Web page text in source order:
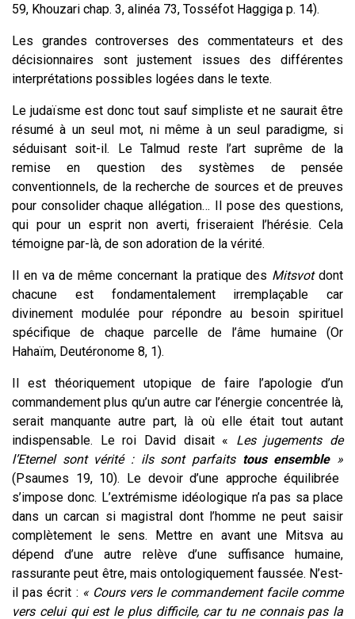
59, Khouzari chap. 3, alinéa 73, Tosséfot Haggiga p. 14).
Les grandes controverses des commentateurs et des
décisionnaires sont justement issues des différentes
interprétations possibles logées dans le texte.
Le judaïsme est donc tout sauf simpliste et ne saurait être
résumé à un seul mot, ni même à un seul paradigme, si
séduisant soit-il. Le Talmud reste l’art suprême de la
remise en question des systèmes de pensée
conventionnels, de la recherche de sources et de preuves
pour consolider chaque allégation… Il pose des questions,
qui pour un esprit non averti, friseraient l’hérésie. Cela
témoigne par-là, de son adoration de la vérité.
Il en va de même concernant la pratique des Mitsvotdont
chacune est fondamentalement irremplaçable car
divinement modulée pour répondre au besoin spirituel
spécifique de chaque parcelle de l’âme humaine (Or
Hahaïm, Deutéronome 8, 1).
Il est théoriquement utopique de faire l’apologie d’un
commandement plus qu’un autre car l’énergie concentrée là,
serait manquante autre part, là où elle était tout autant
indispensable. Le roi David disait « Les jugements de
l’Eternel sont vérité : ils sont parfaits tous ensemble»
(Psaumes 19, 10). Le devoir d’une approche équilibrée
s’impose donc. L’extrémisme idéologique n’a pas sa place
dans un carcan si magistral dont l’homme ne peut saisir
complètement le sens. Mettre en avant une Mitsva au
dépend d’une autre relève d’une suffisance humaine,
rassurante peut être, mais ontologiquement faussée. N’est-
il pas écrit : « Cours vers le commandement facile comme
vers celui qui est le plus difficile, car tu ne connais pas la